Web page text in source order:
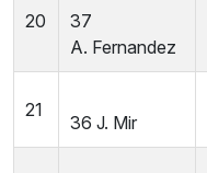
20
37
A. Fernandez
21
36 J. Mir